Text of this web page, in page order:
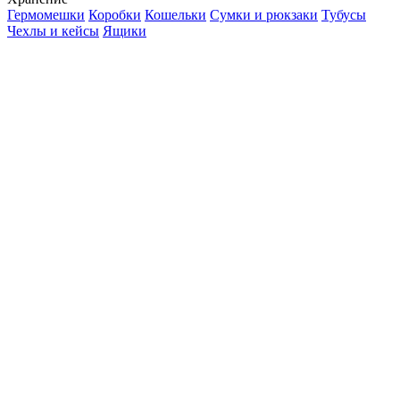
Гермомешки Коробки Кошельки Сумки и рюкзаки Тубусы
Чехлы и кейсы Ящики